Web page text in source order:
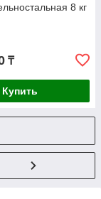
8 кг
₸
Купить